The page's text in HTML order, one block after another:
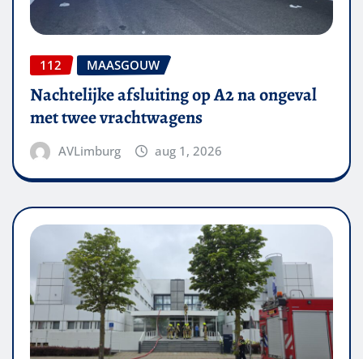
112 MAASGOUW
Nachtelijke afsluiting op A2 na ongeval
met twee vrachtwagens
AVLimburg aug 1, 2026